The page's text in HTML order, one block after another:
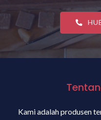
Kami adalah produsen